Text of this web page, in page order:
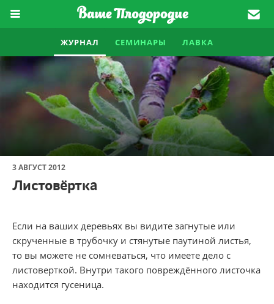
ЖУРНАЛ СЕМИНАРЫ ЛАВКА
3 АВГУСТ 2012
Листовёртка
Если на ваших деревьях вы видите загнутые или
скрученные в трубочку и стянутые паутиной листья,
то вы можете не сомневаться, что имеете дело с
листоверткой. Внутри такого повреждённого листочка
находится гусеница.